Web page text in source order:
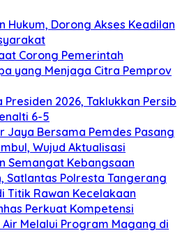
Hukum, Dorong Akses Keadilan
Corong Pemerintah
yang Menjaga Citra Pemprov
2026, Taklukkan Persib
6-5
Jaya Bersama Pemdes Pasang
Wujud Aktualisasi
Semangat Kebangsaan
Satlantas Polresta Tangerang
Titik Rawan Kecelakaan
Perkuat Kompetensi
Melalui Program Magang di